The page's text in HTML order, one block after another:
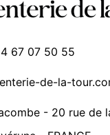
67 07 50 55
de-la-
- 20 rue de